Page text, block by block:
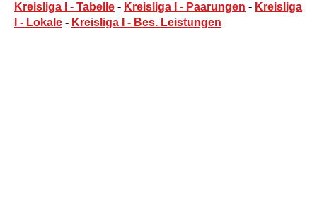
Kreisliga I - Tabelle - Kreisliga I - Paarungen - Kreisliga
I - Lokale - Kreisliga I - Bes. Leistungen